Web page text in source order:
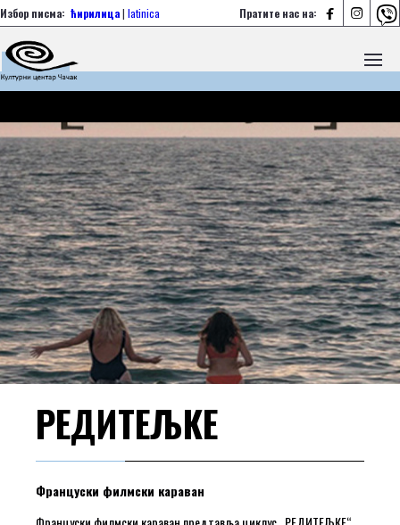
Пратите нас на:   
Избор писма: ћирилица| latinica
РЕДИТЕЉКЕ
Француски филмски караван